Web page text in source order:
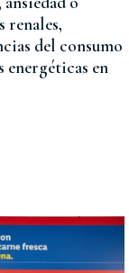
renales,
del consumo
energéticas en